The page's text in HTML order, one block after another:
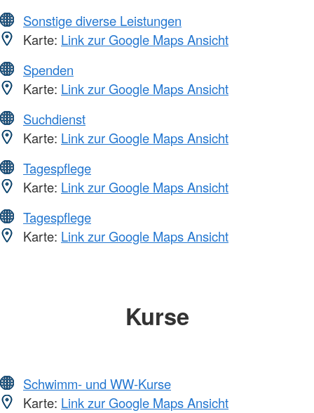
Sonstige diverse Leistungen
Karte: Link zur Google Maps Ansicht
Spenden
Karte: Link zur Google Maps Ansicht
Suchdienst
Karte: Link zur Google Maps Ansicht
Tagespflege
Karte: Link zur Google Maps Ansicht
Tagespflege
Karte: Link zur Google Maps Ansicht
Kurse
Schwimm- und WW-Kurse
Karte: Link zur Google Maps Ansicht